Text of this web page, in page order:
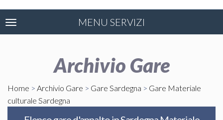
MENU SERVIZI
Toggle
navigation
Archivio Gare
Home > Archivio Gare > Gare Sardegna > Gare Materiale
culturale Sardegna